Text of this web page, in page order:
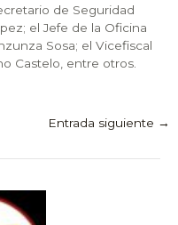
de Seguridad
el Jefe de la Oficina
Sosa; el Vicefiscal
Castelo, entre otros.
Entrada siguiente →